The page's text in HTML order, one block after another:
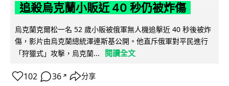
追殺烏克蘭小販近 40 秒仍被炸傷
烏克蘭克爾松一名 52 歲小販被俄軍無人機追擊近 40 秒後被炸
傷，影片由烏克蘭總統澤連斯基公開。他直斥俄軍對平民進行
「狩獵式」攻擊，烏克蘭...
閱讀全文
102 36 ↗ 分享